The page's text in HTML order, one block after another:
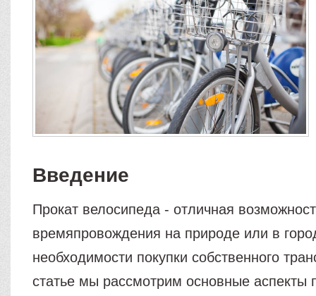
Введение
Прокат велосипеда - отличная
времяпровождения на природе или в
необходимости покупки собственного
статье мы рассмотрим основные аспекты